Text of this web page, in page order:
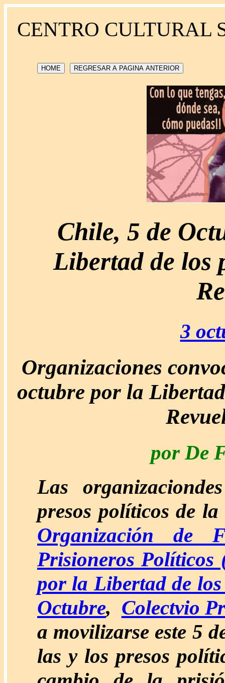
CENTRO CULTURAL
HOME REGRESAR A PAGINA ANTERIOR
Chile, 5 de
Libertad de los
3
Organizaciones
octubre por la
por De
Las
presos políticos de
Organización de
Prisioneros Políticos
por la Libertad de
Octubre, Colectvio
a movilizarse este 5
las y los presos